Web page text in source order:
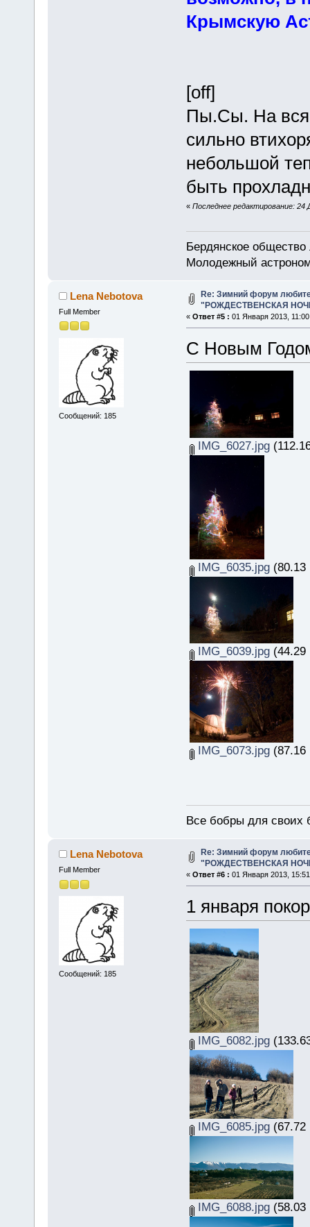
Крымскую
[off]
Пы.Сы. На
сильно
небольшой
быть
« Последнее редактирование: 24
Бердянское
Молодежный
Lena Nebotova
Full Member
Сообщений: 185
Re: Зимний форум
"РОЖДЕСТВЕНСКАЯ
« Ответ #5 : 01 Января 2013,
С Новым
IMG_6027.jpg
IMG_6035.jpg(80.13
IMG_6039.jpg(44.29
IMG_6073.jpg(87.16
Все бобры для своих
Lena Nebotova
Full Member
Сообщений: 185
Re: Зимний форум
"РОЖДЕСТВЕНСКАЯ
« Ответ #6 : 01 Января 2013,
1 января
IMG_6082.jpg
IMG_6085.jpg(67.72
IMG_6088.jpg(58.03